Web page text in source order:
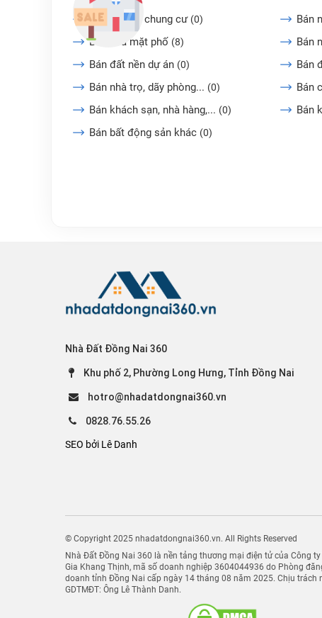
Bán căn hộ chung cư (0) Bán
Bán nhà mặt phố (8) Bán
Bán đất nền dự án (0) Bán
Bán nhà trọ, dãy phòng... (0) Bán
Bán khách sạn, nhà hàng,... (0) Bán
Bán bất động sản khác (0)
Nhà Đất Đồng Nai 360
Khu phố 2, Phường Long Hưng, Tỉnh Đồng Nai
hotro@nhadatdongnai360.vn
0828.76.55.26
SEO bởi Lê Danh
© Copyright 2025 nhadatdongnai360.vn. All Rights Reserved
Nhà Đất Đồng Nai 360 là nền tảng thương mại điện tử của Công ty
Gia Khang Thịnh, mã số doanh nghiệp 3604044936 do Phòng
doanh tỉnh Đồng Nai cấp ngày 14 tháng 08 năm 2025. Chịu trách
GDTMĐT: Ông Lê Thành Danh.